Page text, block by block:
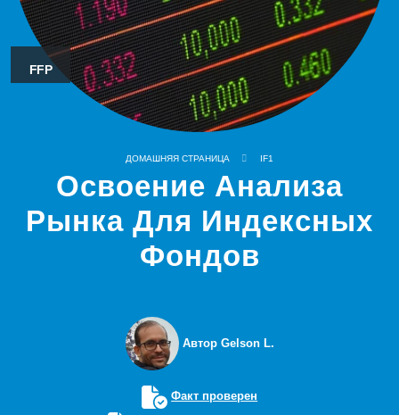
FFP
ДОМАШНЯЯ СТРАНИЦА IF1
Освоение Анализа
Рынка Для Индексных
Фондов
Автор Gelson L.
Факт проверен